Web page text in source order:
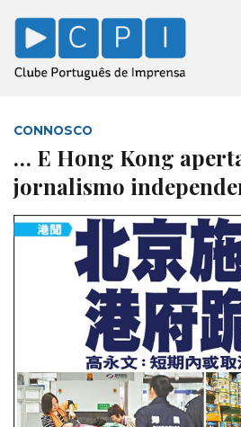
CONNOSCO
… E Hong Kong
jornalismo